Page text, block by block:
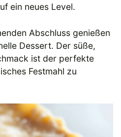
ein neues Level.
Abschluss genießen
Dessert. Der süße,
ist der perfekte
Festmahl zu